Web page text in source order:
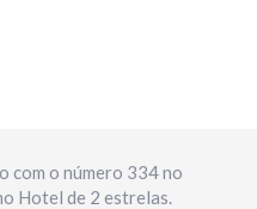
com o número 334 no
Hotel de 2 estrelas.